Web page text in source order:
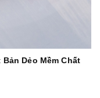
Dẻo Mềm Chất